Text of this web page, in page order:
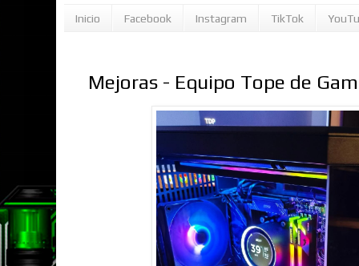
Inicio Facebook Instagram TikTok
Mejoras - Equipo Tope de